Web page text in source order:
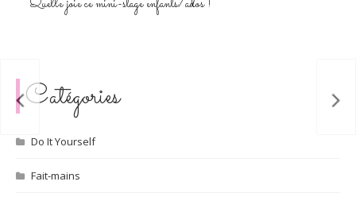
Quelle joie ce mini-stage enfants/ados !
Catégories
Do It Yourself
Fait-mains